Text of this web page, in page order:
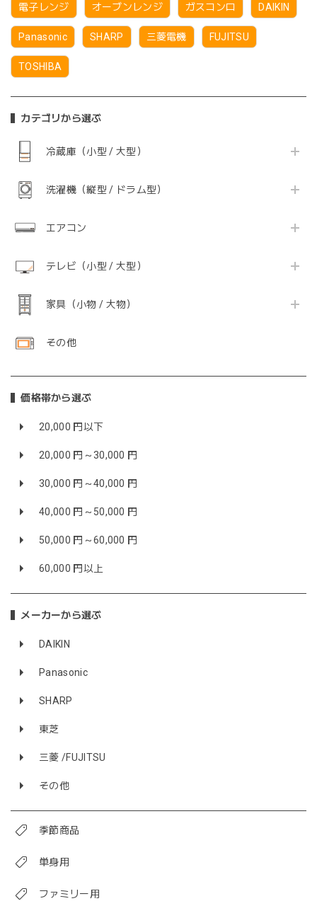
電子レンジ オーブンレンジ ガスコンロ DAIKIN
Panasonic SHARP 三菱電機 FUJITSU
TOSHIBA
カテゴリから選ぶ
冷蔵庫（小型 / 大型）
洗濯機（縦型 / ドラム型）
エアコン
テレビ（小型 / 大型）
家具（小物 / 大物）
その他
価格帯から選ぶ
20,000 円以下
20,000 円～30,000 円
30,000 円～40,000 円
40,000 円～50,000 円
50,000 円～60,000 円
60,000 円以上
メーカーから選ぶ
DAIKIN
Panasonic
SHARP
東芝
三菱 /FUJITSU
その他
季節商品
単身用
ファミリー用